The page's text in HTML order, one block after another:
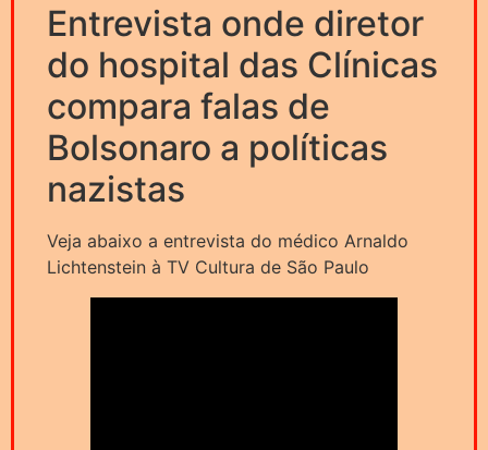
Entrevista onde diretor
do hospital das Clínicas
compara falas de
Bolsonaro a políticas
nazistas
Veja abaixo a entrevista do médico Arnaldo
Lichtenstein à TV Cultura de São Paulo